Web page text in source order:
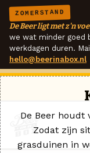
ZOMERSTAND
De Beer ligt met z'n
we wat minder goed
werkdagen duren.
hello@beerinabox.nl
De Beer houdt
Zodat zijn
grasduinen in